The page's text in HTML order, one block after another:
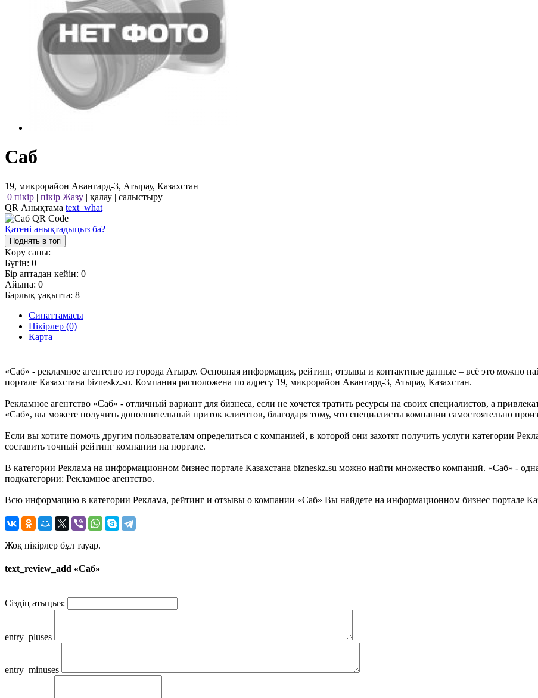
Саб
19, микрорайон Авангард-3, Атырау, Казахстан
0 пікір | пікір Жазу | қалау | салыстыру
QR Анықтама text_what
Қатені анықтадыңыз ба?
Поднять в топ
Көру саны:
Бүгін: 0
Бір аптадан кейін: 0
Айына: 0
Барлық уақытта: 8
Сипаттамасы
Пікірлер (0)
Карта
«Саб» - рекламное агентство из города Атырау. Основная информация, рейтинг, отзывы и контактные данные – всё это можно
портале Казахстана bizneskz.su. Компания расположена по адресу 19, микрорайон Авангард-3, Атырау, Казахстан.
Рекламное агентство «Саб» - отличный вариант для бизнеса, если не хочется тратить ресурсы на своих специалистов, а
«Саб», вы можете получить дополнительный приток клиентов, благодаря тому, что специалисты компании самостоятельно
Если вы хотите помочь другим пользователям определиться с компанией, в которой они захотят получить услуги категории
составить точный рейтинг компании на портале.
В категории Реклама на информационном бизнес портале Казахстана bizneskz.su можно найти множество компаний. «Саб» -
подкатегории: Рекламное агентство.
Всю информацию в категории Реклама, рейтинг и отзывы о компании «Саб» Вы найдете на информационном бизнес портале
Жоқ пікірлер бұл тауар.
text_review_add «Саб»
Сіздің атыңыз:
entry_pluses
entry_minuses